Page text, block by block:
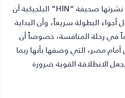
أوضح كورتوا في تصريحات نشرتها صحيفة “HlN” البلجيكية أن
البطولة سريعاً، وأن البداية
في رحلة المنافسة، خصوصاً أن
أمام مصر، التي وصفها بأنها ربما
الانطلاقة القوية ضرورة